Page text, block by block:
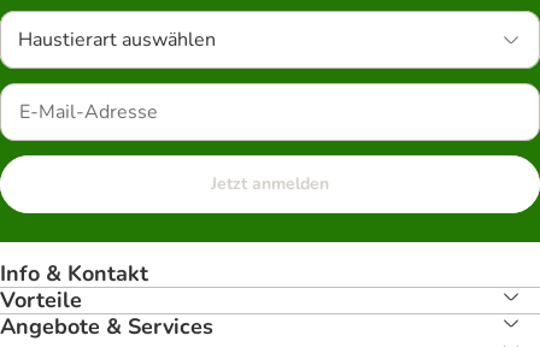
Haustierart auswählen
Jetzt anmelden
Info & Kontakt
Vorteile
Angebote & Services